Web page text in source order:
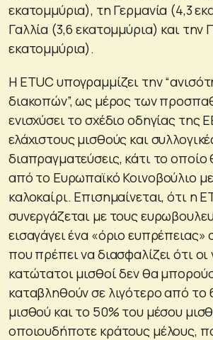
εκατομμύρια), τη Γερμανία (4,3
Γαλλία (3,6 εκατομμύρια) και την
εκατομμύρια).
Η ETUC υπογραμμίζει την
διακοπών”, ως μέρος των
ενισχύσει το σχέδιο οδηγίας της
ελάχιστους μισθούς και
διαπραγματεύσεις, κάτι το οποίο
από το Ευρωπαϊκό Κοινοβούλιο
καλοκαίρι. Επισημαίνεται, ότι η
συνεργάζεται με τους
εισαγάγει ένα «όριο
που πρέπει να διασφαλίζει ότι οι
κατώτατοι μισθοί δεν θα
καταβληθούν σε λιγότερο από το
μισθού και το 50% του μέσου
οποιουδήποτε κράτους μέλους,